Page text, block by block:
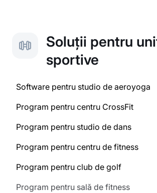
Soluții pentru
sportive
Software pentru studio de aeroyoga
Program pentru centru CrossFit
Program pentru studio de dans
Program pentru centru de fitness
Program pentru club de golf
Program pentru sală de fitness